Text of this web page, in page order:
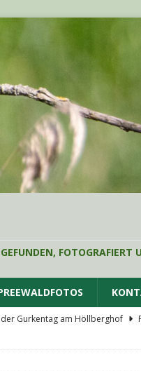
FOTOGRAFIERT
Gurkentag am Höllberghof